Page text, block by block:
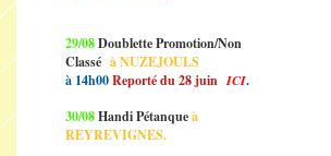
29/08Doublette Promotion/Non
Classé à NUZEJOULS
à 14h00Reporté du 28 juin ICI.
30/08Handi Pétanqueà
REYREVIGNES.